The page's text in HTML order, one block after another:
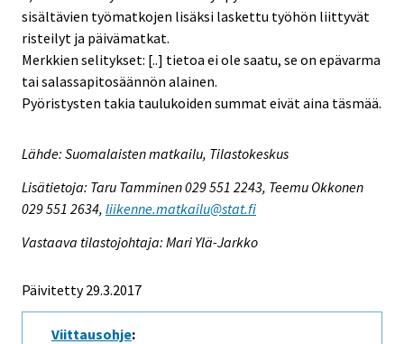
sisältävien työmatkojen lisäksi laskettu työhön liittyvät
risteilyt ja päivämatkat.
Merkkien selitykset: [..] tietoa ei ole saatu, se on epävarma
tai salassapitosäännön alainen.
Pyöristysten takia taulukoiden summat eivät aina täsmää.
Lähde: Suomalaisten matkailu, Tilastokeskus
Lisätietoja: Taru Tamminen 029 551 2243, Teemu Okkonen
029 551 2634, liikenne.matkailu@stat.fi
Vastaava tilastojohtaja: Mari Ylä-Jarkko
Päivitetty 29.3.2017
Viittausohje: